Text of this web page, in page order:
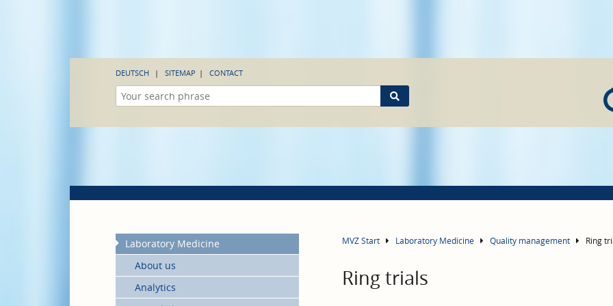
DEUTSCH SITEMAP CONTACT
Laboratory Medicine
About us
Analytics
MVZ Start Laboratory Medicine Quality management Ring
Ring trials